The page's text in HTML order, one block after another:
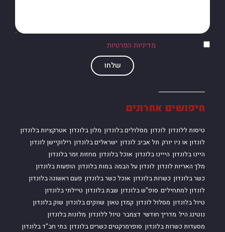
חיפושים אחרונים
טיסות ללונדון לונדון מסלולים בלונדון מלון בלונדון אטרקציות בלונדון
לונדון או ניו יורק תל אביב לונדון ישראלים בלונדון רילוקיישן לונדון
היינו בלונדון הייינו בלונדון אוכל בלונדון מחזות זמר בלונדון
מלך האריות לונדון לונדון על הבמה במות בלונדון הופעות בלונדון
כשר בלונדון כשרות בלונדון אוכל כשר בלונדון פעם ראשונה בלונדון
לונדון למתחילים סופ"ש בלונדון שבת בלונדון טיילתי בלונדון
טיול בלונדון מסלול לונדון קמדן טאון שווקים בלונדון שוק בלונדון
נוטינג היל מדריך חודשי דצמבר טיול ללונדון מלונות בלונדון
מסעדות כשרות בלונדון סופרמרקטים כשרים בלונדון בתי חב"ד בלונדון
מדיניות הפרטיות
שלחו